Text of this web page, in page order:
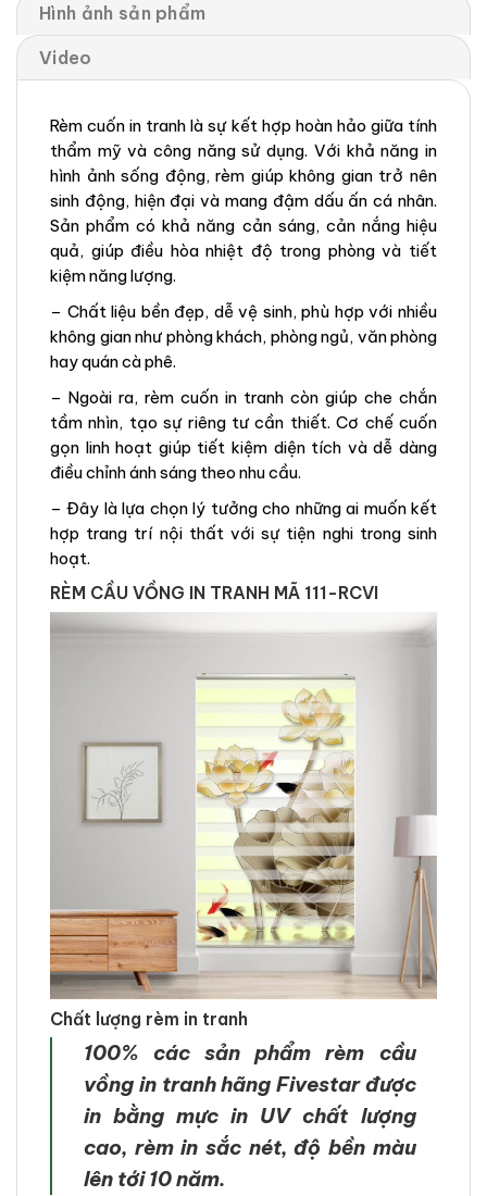
Hình ảnh sản phẩm
Video
Rèm cuốn in tranh là sự kết hợp hoàn hảo giữa tính
thẩm mỹ và công năng sử dụng. Với khả năng in
hình ảnh sống động, rèm giúp không gian trở nên
sinh động, hiện đại và mang đậm dấu ấn cá nhân.
Sản phẩm có khả năng cản sáng, cản nắng hiệu
quả, giúp điều hòa nhiệt độ trong phòng và tiết
kiệm năng lượng.
– Chất liệu bền đẹp, dễ vệ sinh, phù hợp với nhiều
không gian như phòng khách, phòng ngủ, văn phòng
hay quán cà phê.
– Ngoài ra, rèm cuốn in tranh còn giúp che chắn
tầm nhìn, tạo sự riêng tư cần thiết. Cơ chế cuốn
gọn linh hoạt giúp tiết kiệm diện tích và dễ dàng
điều chỉnh ánh sáng theo nhu cầu.
– Đây là lựa chọn lý tưởng cho những ai muốn kết
hợp trang trí nội thất với sự tiện nghi trong sinh
hoạt.
RÈM CẦU VỒNG IN TRANH MÃ 111-RCVI
Chất lượng rèm in tranh
100% các sản phẩm rèm cầu
vồng in tranh hãng Fivestar được
in bằng mực in UV chất lượng
cao, rèm in sắc nét, độ bền màu
lên tới 10 năm.